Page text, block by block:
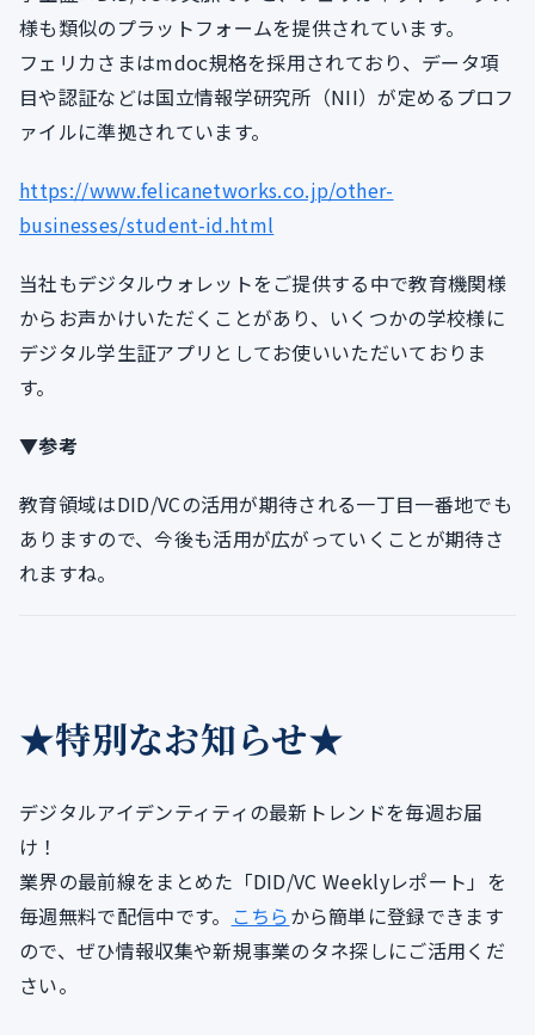
様も類似のプラットフォームを提供されています。
フェリカさまはmdoc規格を採用されており、データ項
目や認証などは国立情報学研究所（NII）が定めるプロフ
ァイルに準拠されています。
https://www.felicanetworks.co.jp/other-
businesses/student-id.html
当社もデジタルウォレットをご提供する中で教育機関様
からお声かけいただくことがあり、いくつかの学校様に
デジタル学生証アプリとしてお使いいただいておりま
す。
▼参考
教育領域はDID/VCの活用が期待される一丁目一番地でも
ありますので、今後も活用が広がっていくことが期待さ
れますね。
★特別なお知らせ★
デジタルアイデンティティの最新トレンドを毎週お届
け！
業界の最前線をまとめた「DID/VC Weeklyレポート」を
毎週無料で配信中です。 こちらから簡単に登録できます
ので、ぜひ情報収集や新規事業のタネ探しにご活用くだ
さい。